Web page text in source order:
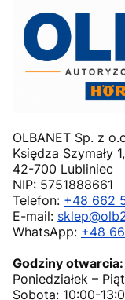
OLBANET Sp. z
Księdza Szymały 1,
42-700 Lubliniec
NIP: 5751888661
Telefon: +48 662
E-mail:
WhatsApp: +48
Godziny otwarcia:
Poniedziałek –
Sobota: 10:00-